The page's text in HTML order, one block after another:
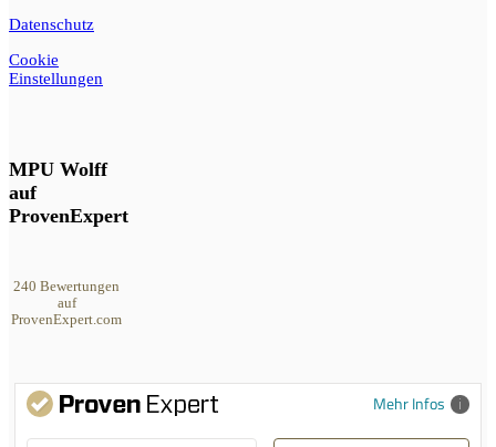
Datenschutz
Cookie
Einstellungen
MPU Wolff
auf
ProvenExpert
240 Bewertungen
auf
ProvenExpert.com
Mehr Infos